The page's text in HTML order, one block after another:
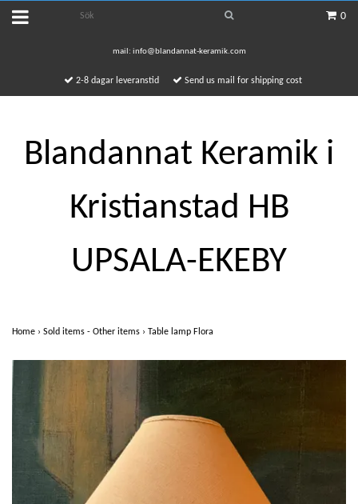
0
mail: info@blandannat-keramik.com
2-8 dagar leveranstid Send us mail for shipping cost
Blandannat Keramik i
Kristianstad HB
UPSALA-EKEBY
Home › Sold items - Other items › Table lamp Flora